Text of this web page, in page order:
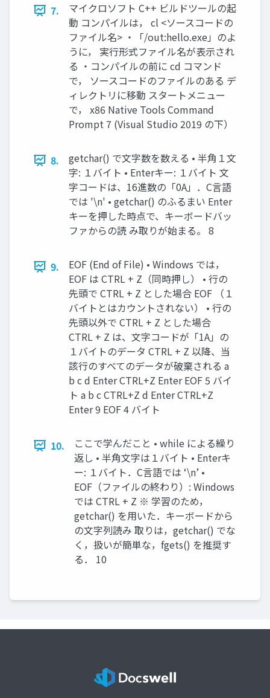
7.
マイクロソフト C++ ビルドツールの起
動 コンパイルは， cl <ソースコードの
ファイル名> ・「/out:hello.exe」のよ
うに， 実行形式ファイル名が表示され
る ・コンパイルの前に cd コマンド
で， ソースコードのファイルのある デ
ィレクトリに移動 スタートメニュー
で， x86 Native Tools Command
Prompt 7 (Visual Studio 2019 の下）
8.
getchar() で文字数を数える • 半角１文
字: １バイト • Enterキー: １バイト 文
字コードは、16進数の「0A」．C言語
では '\n' • getchar() のふるまい Enter
キーを押した時点で、キーボードバッ
ファからの読 み取りが始まる。 8
9.
EOF (End of File) • Windows では，
EOF は CTRL + Z（同時押し） • 行の
先頭で CTRL + Z とした場合 EOF （１
バイトとはカウントされない） • 行の
先頭以外で CTRL + Z とした場合
CTRL + Z は、文字コードが「1A」の
１バイトのデータ CTRL + Z 以降、当
該行のすべてのデータが破棄される a
b c d Enter CTRL+Z Enter EOF 5 バイ
ト a b c CTRL+Z d Enter CTRL+Z
Enter 9 EOF 4 バイト
10.
ここで学んだこと • while による繰り
返し • 半角文字は１バイト • Enterキ
ー: １バイト．C言語では ‘\n’ •
EOF（ファイルの終わり）: Windows
では CTRL + Z ※ 学習のため，
getchar() を用いた．キーボードから
の文字列読み 取りは，getchar() でな
く，扱いが簡単な，fgets() を推奨す
る． 10